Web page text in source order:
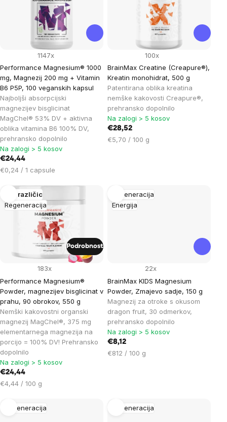
products
Performance Magnesium® 1000
mg, Magnezij 200 mg + Vitamin
B6 P5P, 100 veganskih kapsul
Najboljši absorpcijski
magnezijev bisglicinat
MagChel® 53% DV + aktivna
oblika vitamina B6 100% DV,
prehransko dopolnilo
1147x
Na zalogi > 5 kosov
€24,44
Cena
enoto:
€0,24 / 1 capsule
BrainMax Creatine (Creapure®),
Kreatin monohidrat, 500 g
Patentirana oblika kreatina
nemške kakovosti Creapure®,
prehransko dopolnilo
100x
Na zalogi > 5 kosov
€28,52
Cena
€5,70 / 100 g
Regeneracija
Več različic
Performance Magnesium®
Powder, magnezijev bisglicinat v
prahu, 90 obrokov, 550 g
Nemški kakovostni organski
magnezij MagChel®, 375 mg
elementarnega magnezija na
porcijo = 100% DV! Prehransko
dopolnilo
183x
Na zalogi > 5 kosov
€24,44
Cena
enoto:
€4,44 / 100 g
Podrobnost
Regeneracija
Energija
BrainMax KIDS Magnesium
Powder, Zmajevo sadje, 150 g
Magnezij za otroke s okusom
dragon fruit, 30 odmerkov,
prehransko dopolnilo
22x
Na zalogi > 5 kosov
€8,12
Cena
€812 / 100 g
Regeneracija Regeneracija